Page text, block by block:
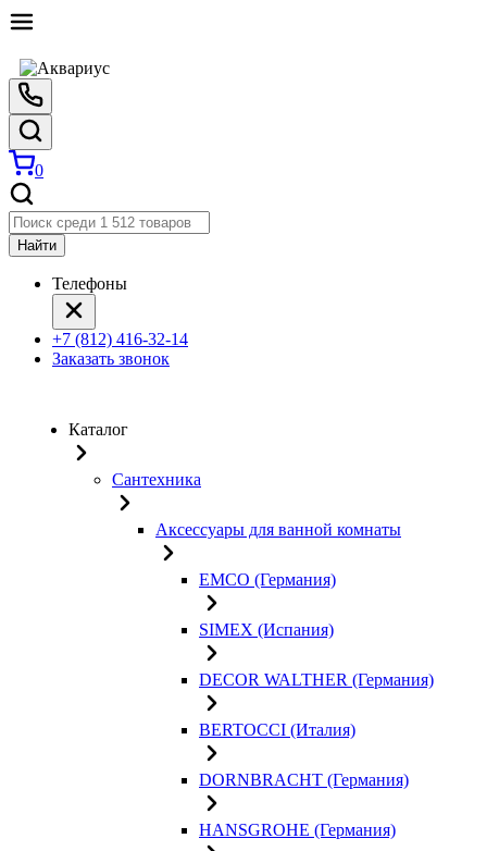
0
Найти
Телефоны
+7 (812) 416-32-14
Заказать звонок
Каталог
Сантехника
Аксессуары для ванной комнаты
EMCO (Германия)
SIMEX (Испания)
DECOR WALTHER (Германия)
BERTOCCI (Италия)
DORNBRACHT (Германия)
HANSGROHE (Германия)